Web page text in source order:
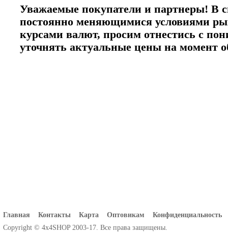
Уважаемые покупатели и партнеры! В
постоянно меняющимися условиями
курсами валют, просим отнестись с
уточнять актуальные цены на момент
Главная Контакты Карта Оптовикам
Конфиденциальность
Copyright © 4x4SHOP 2003-17. Все права защищены.